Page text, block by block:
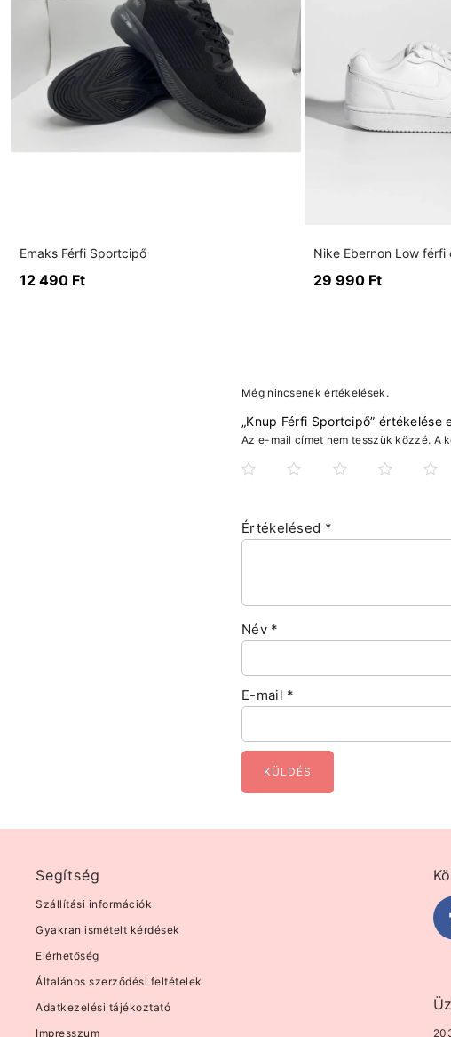
Emaks Férfi Sportcipő
12 490 Ft
Nike Ebernon Low férfi
29 990 Ft
Még nincsenek értékelések.
„Knup Férfi Sportcipő” értékelése
Az e-mail címet nem tesszük közzé. A
Értékelésed *
Név *
E-mail *
Segítség
Szállítási információk
Gyakran ismételt kérdések
Elérhetőség
Általános szerződési feltételek
Adatkezelési tájékoztató
Impresszum